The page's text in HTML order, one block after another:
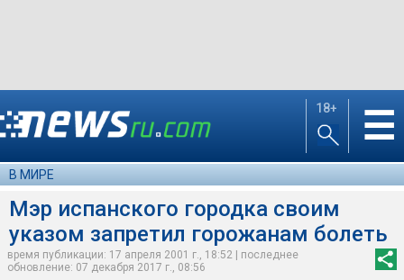
18+ ☰
В МИРЕ
Мэр испанского городка своим
указом запретил горожанам болеть
время публикации: 17 апреля 2001 г., 18:52 | последнее
обновление: 07 декабря 2017 г., 08:56